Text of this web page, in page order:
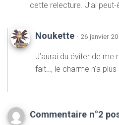
cette relecture. J’ai
Noukette · 26 janvier
J’aurai du éviter de me
fait…, le charme n’a plus
Commentaire n°2